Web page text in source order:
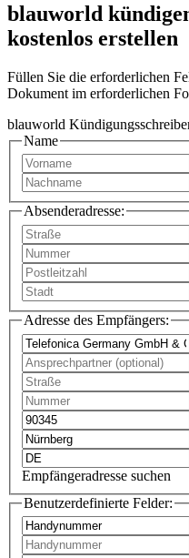
blauworld
kostenlos erstellen
Füllen Sie die erforderlichen
Dokument im erforderlichen
blauworld
Name
Absenderadresse:
Adresse des Empfängers:
Empfängeradresse suchen
Benutzerdefinierte Felder: